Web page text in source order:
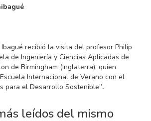
recibió la visita del profesor Philip
de Ingeniería y Ciencias Aplicadas de
de Birmingham (Inglaterra), quien
Internacional de Verano con el
para el Desarrollo Sostenible”.
leídos del mismo